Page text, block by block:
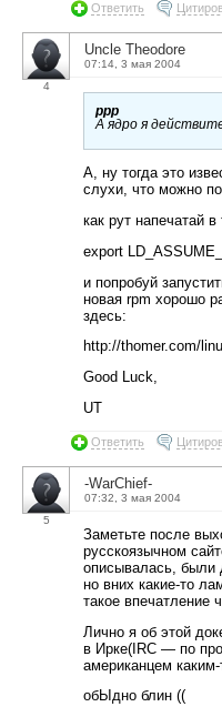
Ответить
4
Uncle Theodore
07:14, 3 мая 2004
ppp
А ядро я
А, ну тогда это
слухи, что можно
как рут напечатай
export
и попробуй
новая rpm хорошо
здесь:
http://thomer.com/
Good Luck,
UT
Ответить
5
-WarChief-
07:32, 3 мая 2004
Заметьте после
русскоязычном
описывалась, были
но вних какие-то
такое впечатление
Лично я об этой
в Ирке(IRC — по
американцем каким-
обЫдно блин ((